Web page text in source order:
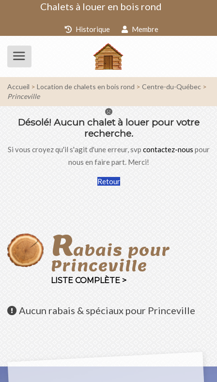
Chalets à louer en bois rond
Historique Membre
Accueil Location de chalets en bois rond
Centre-du-Québec
Princeville
Désolé!Aucun chalet à louer pour votre
recherche.
Si vous croyez qu'il s'agit d'une erreur, svpcontactez-nouspour
nous en faire part. Merci!
Retour
Rabais pour
Princeville
LISTE COMPLÈTE >
Aucunrabais & spéciaux pour Princeville